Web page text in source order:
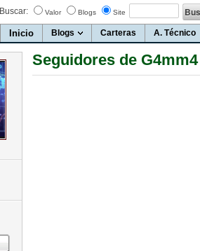
Buscar: Valor Blogs Site
Inicio Blogs Carteras A. Técnico
Seguidores de G4mm4